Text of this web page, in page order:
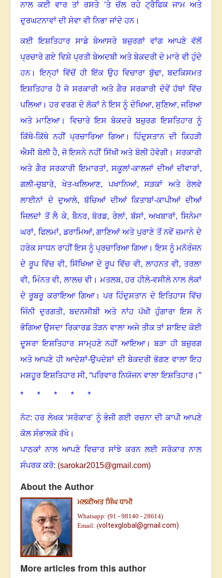
ਨਾਲ ਕਈ ਵਾਰ ਤਾਂ ਰਸਤੇ ’ਤੇ ਚੱਲ ਰਹੇ ਟ੍ਰੈਫਿਕ ਜਾਮ ਅਤੇ
ਦੁਰਘਟਨਾਵਾਂ ਦੀ ਸੇਵਾ ਵੀ ਨਿਭਾ ਜਾਂਦੇ ਹਨ।
ਕਈ ਇਸ਼ਤਿਹਾਰ ਸਾਡੇ ਬੇਆਸਰੇ ਬਜ਼ੁਰਗਾਂ ਵਾਂਗ ਆਪਣੇ ਵੱਲੋਂ
ਪ੍ਰਚਾਰੇ ਗਏ ਵਿਸ਼ੇ ਪ੍ਰਤੀ ਬੇਅਦਬੀ ਅਤੇ ਬੇਕਦਰੀ ਦੇ ਮਾਰੇ ਵੀ ਹੁੰਦੇ
ਹਨ।ਇਨ੍ਹਾਂ ਵਿੱਚੋਂ ਹੀ ਇੱਕ ਉਹ ਵਿਚਾਰਾ ਬੁੱਢਾ,ਬਦਕਿਸਮਤ
ਇਸ਼ਤਿਹਾਰ ਹੈ ਜੋ ਸਰਕਾਰੀ ਅਤੇ ਗੈਰ ਸਰਕਾਰੀ ਦੋਵੇਂ ਹੱਥਾਂ ਵਿੱਚ
ਪਲਿਆ।ਹਰ ਵਰਗ ਦੇ ਲੋਕਾਂ ਨੇ ਇਸ ਨੂੰ ਦੇਖਿਆ, ਸੁਣਿਆ,ਜਰਿਆ
ਅਤੇ ਮਾਣਿਆ। ਵਿਚਾਰੇ ਇਸ ਬੇਕਦਰੇ ਬਜ਼ੁਰਗ ਇਸ਼ਤਿਹਾਰ ਨੂੰ
ਕਿੱਥੇ-ਕਿੱਥੇ ਨਹੀਂ ਪ੍ਰਚਾਰਿਆ ਗਿਆ।ਹਿੰਦੁਸਤਾਨ ਦੀ ਕਿਹੜੀ
ਐਸੀ ਬੋਲੀ ਹੈ, ਜੋ ਇਸਨੇ ਨਹੀਂ ਸਿੱਖੀ ਅਤੇ ਬੋਲੀ ਹੋਵੇਗੀ।ਸਰਕਾਰੀ
ਅਤੇ ਗੈਰ ਸਰਕਾਰੀ ਇਮਾਰਤਾਂ, ਸਕੂਲਾਂ-ਕਾਲਜਾਂ ਦੀਆਂ ਦੀਵਾਰਾਂ,
ਗਲੀ-ਚੁਬਾਰੇ,ਖੇਤ-ਖਲਿਆਣ,ਪਖਾਨਿਆਂ,ਸੜਕਾਂ ਅਤੇ ਰੇਲਵੇ
ਲਾਈਨਾਂ ਦੇ ਦੁਆਲੇ,ਬੱਚਿਆਂ ਦੀਆਂ ਕਿਤਾਬਾਂ-ਕਾਪੀਆਂ ਦੀਆਂ
ਜਿਲਦਾਂ ਤੋਂ ਲੈ ਕੇ,ਬੈਨਰ,ਬੋਰਡ,ਰੇਲਾਂ,ਬੱਸਾਂ,ਅਖਬਾਰਾਂ,ਸਿਨੇਮਾ
ਘਰਾਂ, ਫਿਲਮਾਂ,ਡਰਾਮਿਆਂ,ਗਾਣਿਆਂ ਅਤੇ ਪੁਰਾਣੇ ਤੋਂ ਨਵੇਂ ਜ਼ਮਾਨੇ ਦੇ
ਹਰੇਕ ਸਾਧਨ ਰਾਹੀਂ ਇਸ ਨੂੰ ਪ੍ਰਚਾਰਿਆ ਗਿਆ।ਇਸ ਨੂੰ ਮਨੋਰੰਜਨ
ਦੇ ਰੂਪ ਵਿੱਚ ਵੀ, ਸਿੱਖਿਆ ਦੇ ਰੂਪ ਵਿੱਚ ਵੀ,ਲਾਹਨਤ ਵੀ,ਤਰਲਾ
ਵੀ, ਮਿੰਨਤ ਵੀ,ਲਾਲਚ ਵੀ। ਮਤਲਬ,ਹਰ ਹੀਲੇ-ਵਸੀਲੇ ਨਾਲ ਲੋਕਾਂ
ਦੇ ਰੂਬਰੂ ਕਰਾਇਆ ਗਿਆ।ਪਰ ਹਿੰਦੁਸਤਾਨ ਦੇ ਇਤਿਹਾਸ ਵਿੱਚ
ਜਿੰਨੀ ਦੁਰਗਤੀ,ਬਦਨਸੀਬੀ ਅਤੇ ਨਾਂਹ ਪੱਖੀ ਹੁੰਗਾਰਾ ਇਸ ਨੇ
ਭੋਗਿਆ ਉਸਦਾ ਰਿਕਾਰਡ ਤੋੜਨ ਵਾਲਾ ਅਜੇ ਤੀਕ ਤਾਂ ਸ਼ਾਇਦ ਕੋਈ
ਦੂਸਰਾ ਇਸ਼ਤਿਹਾਰ ਸਾਮ੍ਹਣੇ ਨਹੀਂ ਆਇਆ।ਬੜਾ ਹੀ ਬਜ਼ੁਰਗ
ਅਤੇ ਆਪਣੇ ਹੀ ਆਦੇਸ਼ਾਂ-ਉਪਦੇਸ਼ਾਂ ਦੀ ਬੇਕਦਰੀ ਭੋਗਣ ਵਾਲਾ ਇਹ
ਮਸ਼ਹੂਰ ਇਸ਼ਤਿਹਾਰ ਸੀ, “ਪਰਿਵਾਰ ਨਿਯੋਜਨ ਵਾਲਾ ਇਸ਼ਤਿਹਾਰ ।”
* * * * *
ਨੋਟ: ਹਰ ਲੇਖਕ ‘ਸਰੋਕਾਰ’ ਨੂੰ ਭੇਜੀ ਗਈ ਰਚਨਾ ਦੀ ਕਾਪੀ ਆਪਣੇ
ਕੋਲ ਸੰਭਾਲਕੇ ਰੱਖੇ।
ਪਾਠਕਾਂ ਨਾਲ ਆਪਣੇ ਵਿਚਾਰ ਸਾਂਝੇ ਕਰਨ ਲਈ ਸਰੋਕਾਰ ਨਾਲ
ਸੰਪਰਕ ਕਰੋ: (sarokar2015@gmail.com)
About the Author
ਮਲਕੀਅਤ ਸਿੰਘ ਧਾਮੀ
Whatsapp: (91 - 98140 - 28614)
Email: (voltexglobal@gmail.com)
More articles from this author